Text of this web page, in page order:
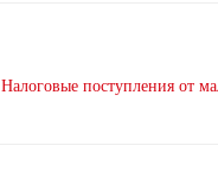
Налоговые поступления от